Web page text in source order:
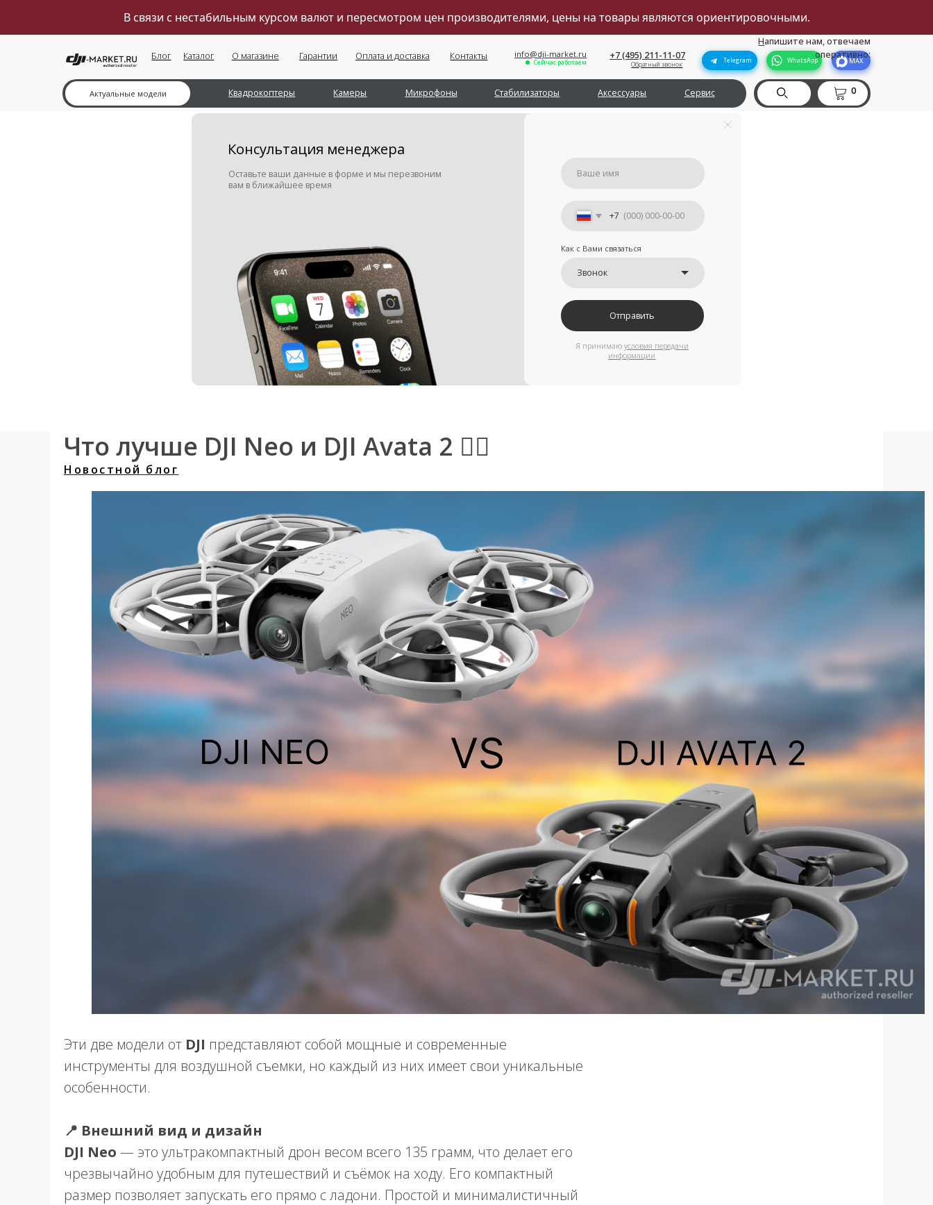
В связи с нестабильным курсом валют и пересмотром цен производителями, цены на товары являются ориентировочными.
Актуальные модели Квадрокоптеры Камеры Микрофоны Стабилизаторы Сервис
Аксессуары
Telegram WhatsApp MAX
0
+7 (495) 211-11-07
Обратный звонок
Напишите нам, отвечаем
оперативно:
Сейчас работаем
Оставьте ваши данные в форме и мы перезвоним
условия передачи
информации
Что лучше DJI Neo и DJI Avata 2 👇🏻
Новостной блог
Эти две модели от DJI представляют собой мощные и современные
инструменты для воздушной съемки, но каждый из них имеет свои уникальные
особенности.
📍 Внешний вид и дизайн
DJI Neo — это ультракомпактный дрон весом всего 135 грамм, что делает его
чрезвычайно удобным для путешествий и съёмок на ходу. Его компактный
размер позволяет запускать его прямо с ладони. Простой и минималистичный